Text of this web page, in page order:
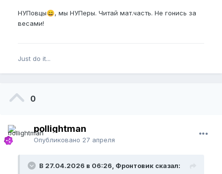
НУПовцы😄, мы НУПеры. Читай мат.часть. Не гонись за
весами!
Just do it...
0
pollightman
Опубликовано 27 апреля
В 27.04.2026 в 06:26, Фронтовик сказал: